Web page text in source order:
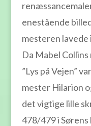
enestående
mesteren
Da Mabel
”Lys på Vejen”
mester Hilarion
det vigtige lille
478/479 i Sørens